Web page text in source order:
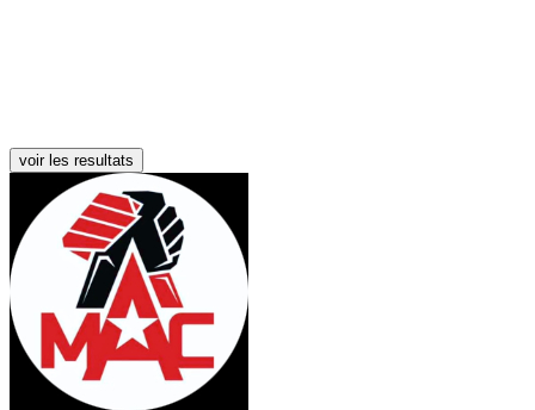
voir les resultats